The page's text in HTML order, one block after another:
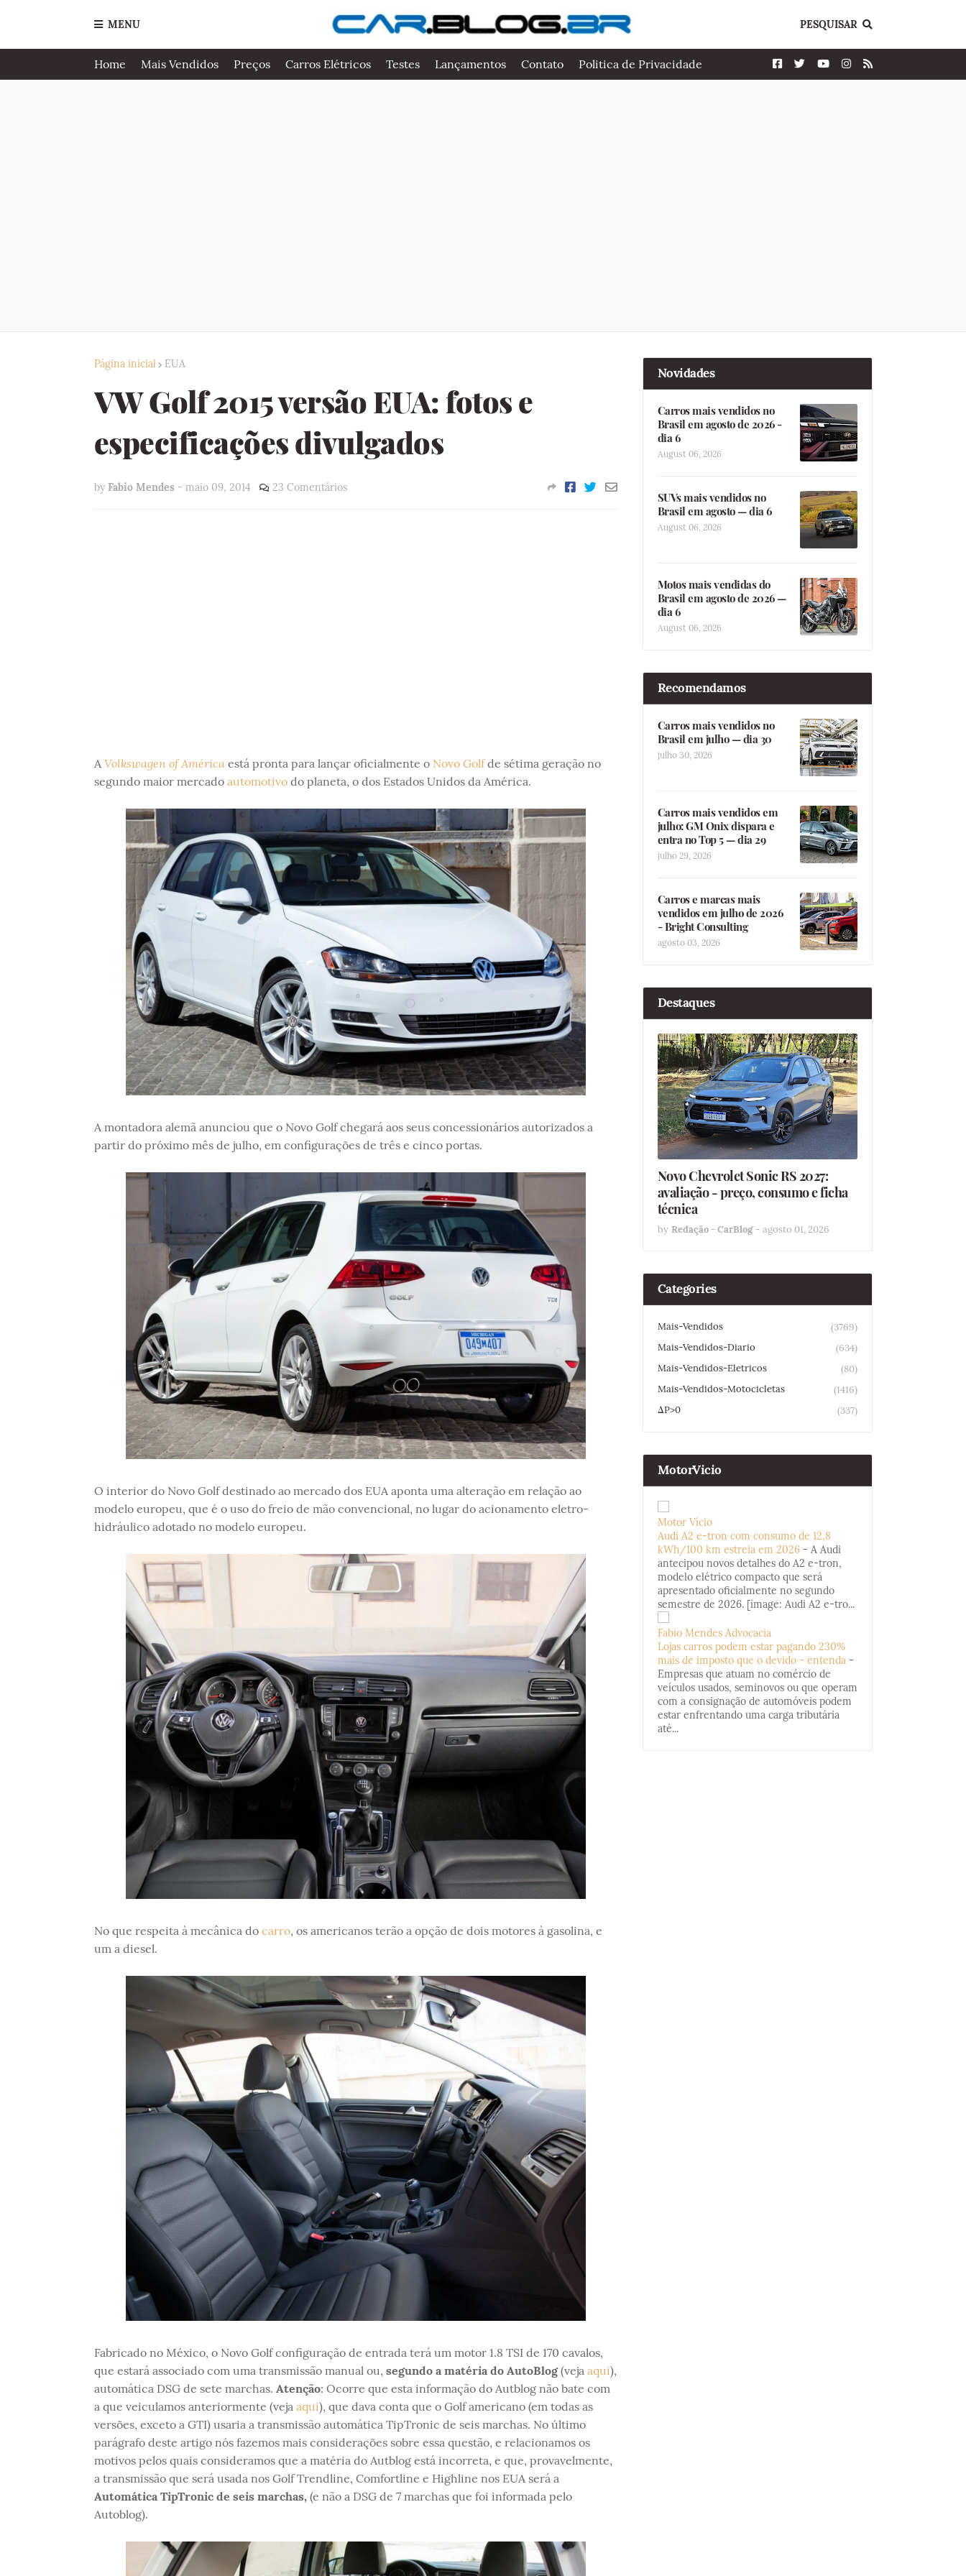
MENU PESQUISAR
Home Mais Vendidos Preços Carros Elétricos Testes Lançamentos Contato Politica de Privacidade
Página inicial EUA
VW Golf 2015 versão EUA: fotos e
especificações divulgados
by Fabio Mendes - maio 09, 2014 23 Comentários
A Volkswagen of Américaestá pronta para lançar oficialmente o Novo Golfde sétima geração no
segundo maior mercado automotivodo planeta, o dos Estados Unidos da América.
A montadora alemã anunciou que o Novo Golf chegará aos seus concessionários autorizados a
partir do próximo mês de julho, em configurações de três e cinco portas.
O interior do Novo Golf destinado ao mercado dos EUA aponta uma alteração em relação ao
modelo europeu, que é o uso do freio de mão convencional, no lugar do acionamento eletro-
hidráulico adotado no modelo europeu.
No que respeita à mecânica do carro, os americanos terão a opção de dois motores à gasolina, e
um a diesel.
Fabricado no México, o Novo Golf configuração de entrada terá um motor 1.8 TSI de 170 cavalos,
que estará associado com uma transmissão manual ou, segundo a matéria do AutoBlog(veja aqui),
automática DSG de sete marchas. Atenção: Ocorre que esta informação do Autblog não bate com
a que veiculamos anteriormente (veja aqui), que dava conta que o Golf americano (em todas as
versões, exceto a GTI) usaria a transmissão automática TipTronic de seis marchas. No último
parágrafo deste artigo nós fazemos mais considerações sobre essa questão, e relacionamos os
motivos pelos quais consideramos que a matéria do Autblog está incorreta, e que, provavelmente,
a transmissão que será usada nos Golf Trendline, Comfortline e Highline nos EUA será a
Automática TipTronic de seis marchas, (e não a DSG de 7 marchas que foi informada pelo
Autoblog).
Novidades
Carros mais vendidos no
Brasil em agosto de 2026 -
dia 6
August 06, 2026
SUVs mais vendidos no
Brasil em agosto — dia 6
August 06, 2026
Motos mais vendidas do
Brasil em agosto de 2026 —
dia 6
August 06, 2026
Recomendamos
Carros mais vendidos no
Brasil em julho — dia 30
julho 30, 2026
Carros mais vendidos em
julho: GM Onix dispara e
entra no Top 5 — dia 29
julho 29, 2026
Carros e marcas mais
vendidos em julho de 2026
- Bright Consulting
agosto 03, 2026
Destaques
Novo Chevrolet Sonic RS 2027:
avaliação - preço, consumo e ficha
técnica
by Redação - CarBlog - agosto 01, 2026
Categories
Mais-Vendidos
(3769)
Mais-Vendidos-Diario
(634)
Mais-Vendidos-Eletricos
(80)
Mais-Vendidos-Motocicletas
(1416)
ΔP>0
(337)
MotorVicio
Motor Vício
Audi A2 e-tron com consumo de 12,8
kWh/100 km estreia em 2026 - A Audi
antecipou novos detalhes do A2 e-tron,
modelo elétrico compacto que será
apresentado oficialmente no segundo
semestre de 2026. [image: Audi A2 e-tro...
Fabio Mendes Advocacia
Lojas carros podem estar pagando 230%
mais de imposto que o devido - entenda -
Empresas que atuam no comércio de
veículos usados, seminovos ou que operam
com a consignação de automóveis podem
estar enfrentando uma carga tributária
até...